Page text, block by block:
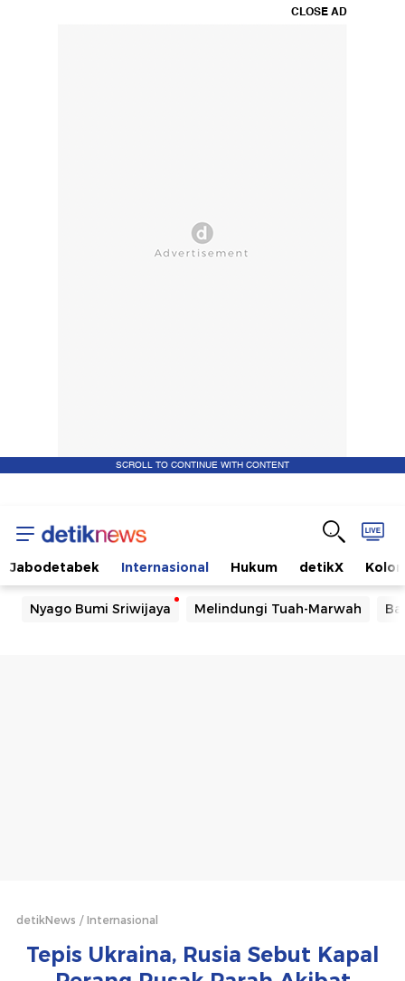
CLOSE AD
SCROLL TO CONTINUE WITH CONTENT
Jabodetabek Internasional Hukum detikX
Nyago Bumi Sriwijaya Melindungi Tuah-Marwah
detikNews Internasional
Tepis Ukraina, Rusia Sebut Kapal